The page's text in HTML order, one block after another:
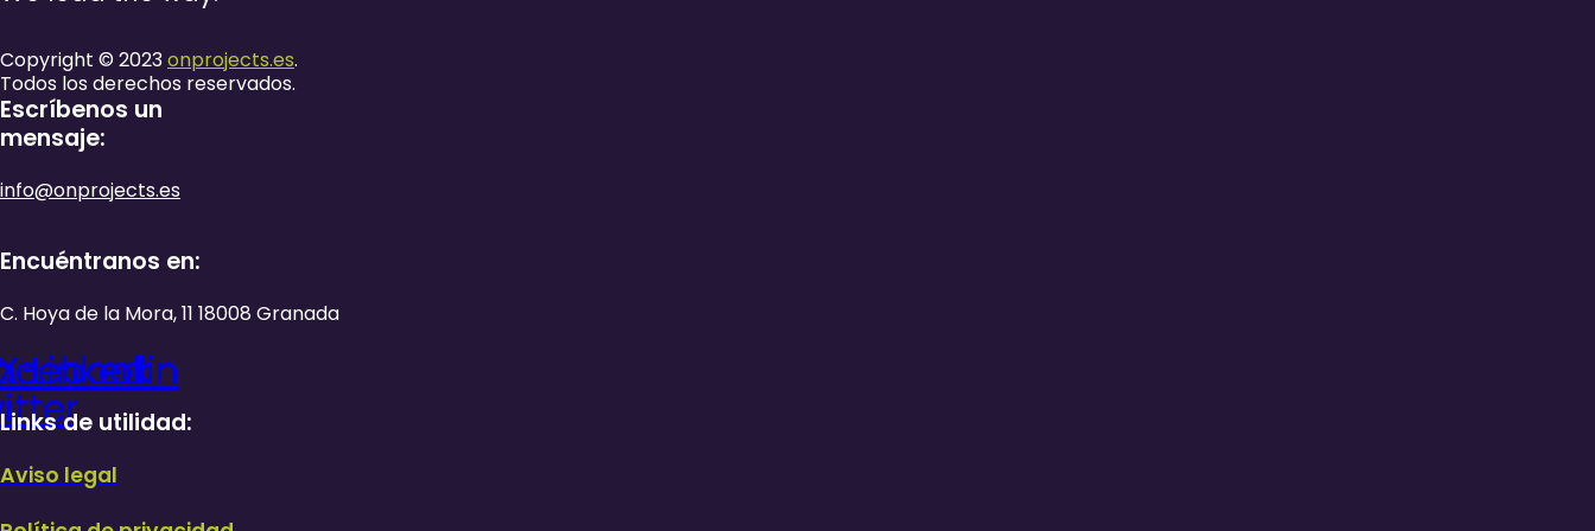
Copyright © 2023onprojects.es.
Todos los derechos reservados.
Escríbenos un
mensaje:
info@onprojects.es
Encuéntranos en:
C. Hoya de la Mora, 11 18008 Granada
Linkedin
Links de utilidad:
Aviso legal